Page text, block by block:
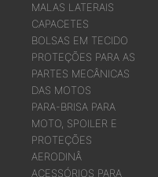
MALAS LATERAIS
CAPACETES
BOLSAS EM TECIDO
PROTEÇÕES PARA AS
PARTES MECÂNICAS
DAS MOTOS
PARA-BRISA PARA
MOTO, SPOILER E
PROTEÇÕES
AERODINÂ
ACESSÓRIOS PARA